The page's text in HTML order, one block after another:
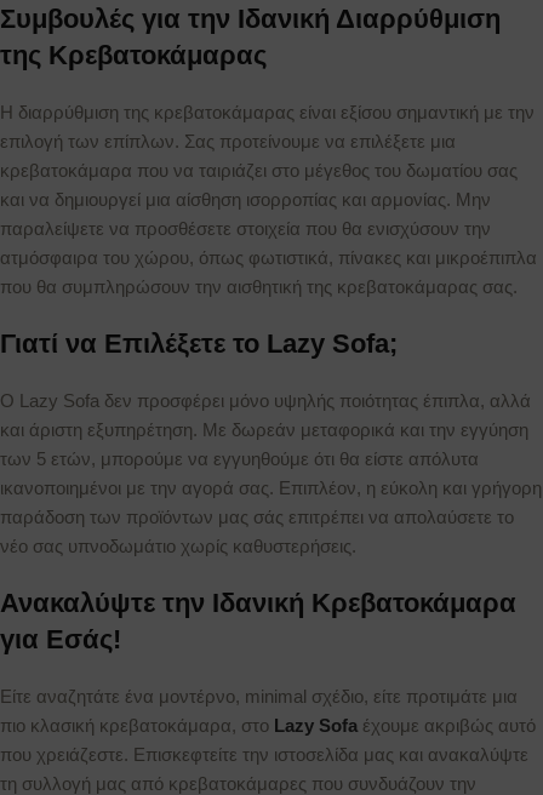
Συμβουλές για την Ιδανική Διαρρύθμιση
της Κρεβατοκάμαρας
Η διαρρύθμιση της κρεβατοκάμαρας είναι εξίσου σημαντική με την
επιλογή των επίπλων. Σας προτείνουμε να επιλέξετε μια
κρεβατοκάμαρα που να ταιριάζει στο μέγεθος του δωματίου σας
και να δημιουργεί μια αίσθηση ισορροπίας και αρμονίας. Μην
παραλείψετε να προσθέσετε στοιχεία που θα ενισχύσουν την
ατμόσφαιρα του χώρου, όπως φωτιστικά, πίνακες και μικροέπιπλα
που θα συμπληρώσουν την αισθητική της κρεβατοκάμαρας σας.
Γιατί να Επιλέξετε το Lazy Sofa;
Ο Lazy Sofa δεν προσφέρει μόνο υψηλής ποιότητας έπιπλα, αλλά
και άριστη εξυπηρέτηση. Με δωρεάν μεταφορικά και την εγγύηση
των 5 ετών, μπορούμε να εγγυηθούμε ότι θα είστε απόλυτα
ικανοποιημένοι με την αγορά σας. Επιπλέον, η εύκολη και γρήγορη
παράδοση των προϊόντων μας σάς επιτρέπει να απολαύσετε το
νέο σας υπνοδωμάτιο χωρίς καθυστερήσεις.
Ανακαλύψτε την Ιδανική Κρεβατοκάμαρα
για Εσάς!
Είτε αναζητάτε ένα μοντέρνο, minimal σχέδιο, είτε προτιμάτε μια
πιο κλασική κρεβατοκάμαρα, στο Lazy Sofa έχουμε ακριβώς αυτό
που χρειάζεστε. Επισκεφτείτε την ιστοσελίδα μας και ανακαλύψτε
τη συλλογή μας από κρεβατοκάμαρες που συνδυάζουν την